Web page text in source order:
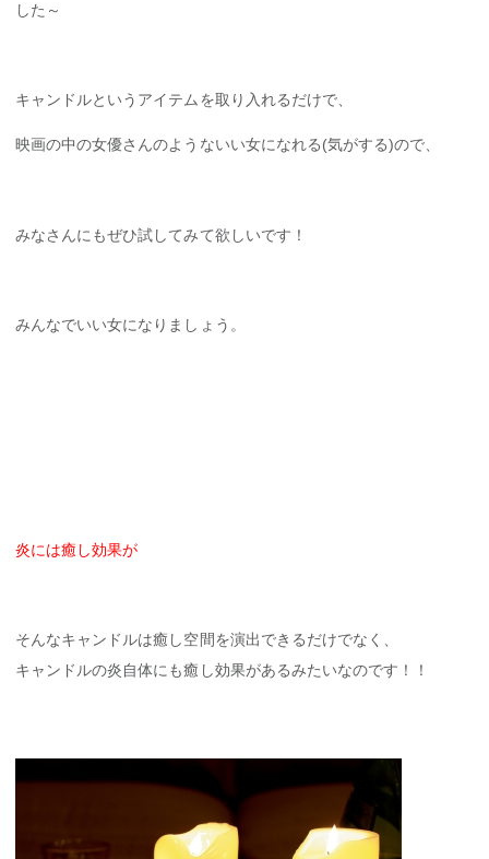
した～
キャンドルというアイテムを取り入れるだけで、
映画の中の女優さんのようないい女になれる(気がする)ので、
みなさんにもぜひ試してみて欲しいです！
みんなでいい女になりましょう。
炎には癒し効果が
そんなキャンドルは癒し空間を演出できるだけでなく、
キャンドルの炎自体にも癒し効果があるみたいなのです！！